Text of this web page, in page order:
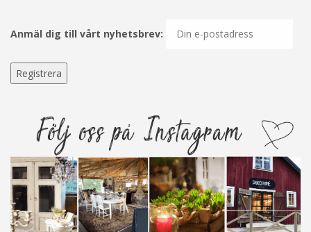
Anmäl dig till vårt nyhetsbrev: